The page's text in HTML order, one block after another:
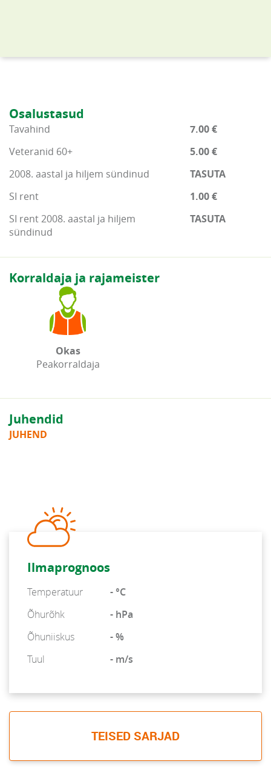
Osalustasud
Tavahind
7.00 €
Veteranid 60+
5.00 €
2008. aastal ja hiljem sündinud
TASUTA
SI rent
1.00 €
SI rent 2008. aastal ja hiljem
sündinud
TASUTA
Korraldaja ja rajameister
Okas
Peakorraldaja
Juhendid
JUHEND
Ilmaprognoos
Temperatuur
- °C
Õhurõhk
- hPa
Õhuniiskus
- %
Tuul
- m/s
TEISED SARJAD